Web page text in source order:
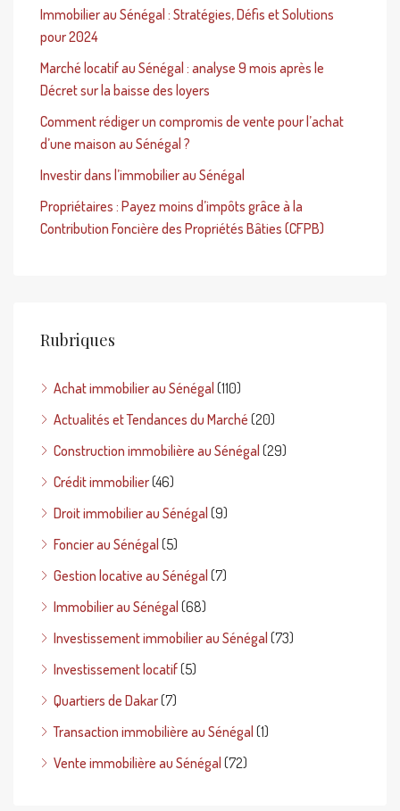
Immobilier au Sénégal : Stratégies, Défis et Solutions
pour 2024
Marché locatif au Sénégal : analyse 9 mois après le
Décret sur la baisse des loyers
Comment rédiger un compromis de vente pour l’achat
d’une maison au Sénégal ?
Investir dans l’immobilier au Sénégal
Propriétaires : Payez moins d’impôts grâce à la
Contribution Foncière des Propriétés Bâties (CFPB)
Rubriques
Achat immobilier au Sénégal (110)
Actualités et Tendances du Marché (20)
Construction immobilière au Sénégal (29)
Crédit immobilier(46)
Droit immobilier au Sénégal (9)
Foncier au Sénégal (5)
Gestion locative au Sénégal (7)
Immobilier au Sénégal (68)
Investissement immobilier au Sénégal (73)
Investissement locatif(5)
Quartiers de Dakar(7)
Transaction immobilière au Sénégal (1)
Vente immobilière au Sénégal (72)